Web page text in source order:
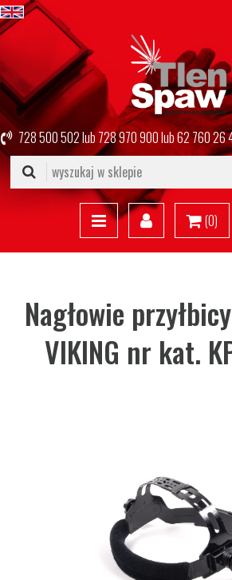
728 500 502lub728 970 900lub62 760 26
(0)
Nagłowie
VIKING nr kat.